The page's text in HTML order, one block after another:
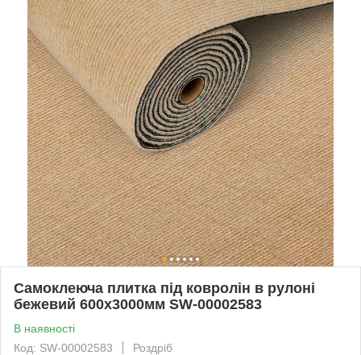
Самоклеюча плитка під ковролін в рулоні
бежевий 600х3000мм SW-00002583
В наявності
Код: SW-00002583
Роздріб